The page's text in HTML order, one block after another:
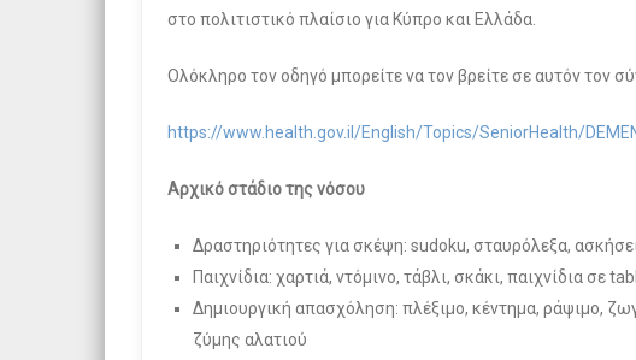
στο πολιτιστικό πλαίσιο για Κύπρο και Ελλάδα.
Ολόκληρο τον οδηγό μπορείτε να τον βρείτε σε αυτόν τον
https://www.health.gov.il/English/Topics/SeniorHealth/
Αρχικό στάδιο της νόσου
Δραστηριότητες για σκέψη: sudoku, σταυρόλεξα,
Παιχνίδια: χαρτιά, ντόμινο, τάβλι, σκάκι, παιχνίδια σε
Δημιουργική απασχόληση: πλέξιμο, κέντημα, ράψιμο,
ζύμης αλατιού